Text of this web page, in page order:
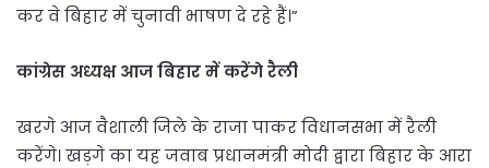
कर वे बिहार में चुनावी भाषण दे रहे हैं।”
कांग्रेस अध्यक्ष आज बिहार में करेंगे रैली
खरगे आज वैशाली जिले के राजा पाकर विधानसभा में रैली
करेंगे। खड़गे का यह जवाब प्रधानमंत्री मोदी द्वारा बिहार के आरा